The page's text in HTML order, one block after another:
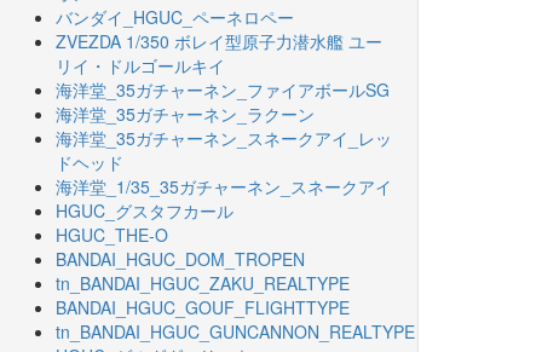
バンダイ_HGUC_ペーネロペー
ZVEZDA 1/350 ボレイ型原子力潜水艦 ユー
リイ・ドルゴールキイ
海洋堂_35ガチャーネン_ファイアボールSG
海洋堂_35ガチャーネン_ラクーン
海洋堂_35ガチャーネン_スネークアイ_レッ
ドヘッド
海洋堂_1/35_35ガチャーネン_スネークアイ
HGUC_グスタフカール
HGUC_THE-O
BANDAI_HGUC_DOM_TROPEN
tn_BANDAI_HGUC_ZAKU_REALTYPE
BANDAI_HGUC_GOUF_FLIGHTTYPE
tn_BANDAI_HGUC_GUNCANNON_REALTYPE